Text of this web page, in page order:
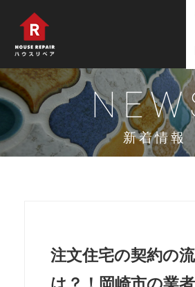
新着情報
注文住宅の契約の